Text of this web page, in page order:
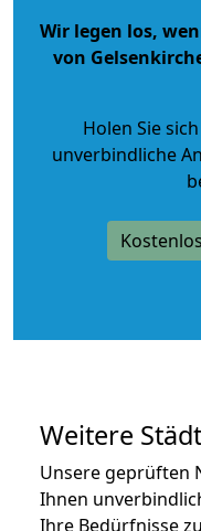
Wir legen los,
von
Holen Sie
unverbindliche
Weitere
Unsere geprüften
Ihnen
Ihre Bedürfnisse